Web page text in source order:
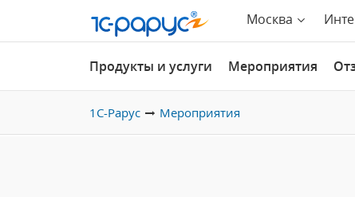
Москва
Продукты и услуги Мероприятия
1С-Рарус Мероприятия